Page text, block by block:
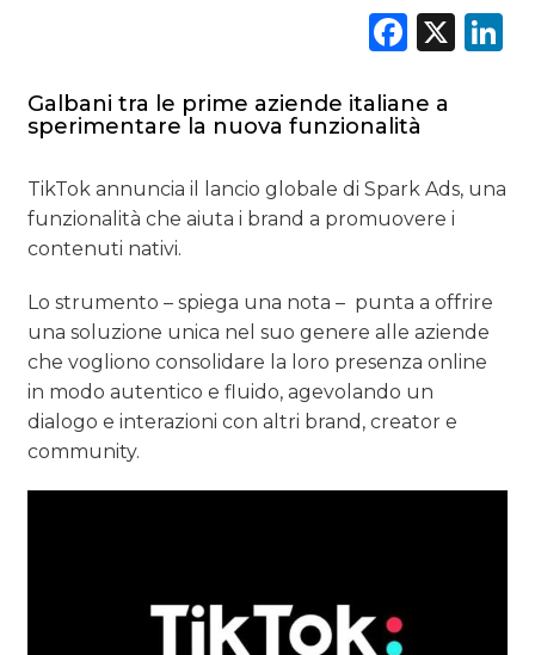
X
Galbani tra le prime aziende italiane a
sperimentare la nuova funzionalità
TikTok annuncia il lancio globale di Spark Ads, una
funzionalità che aiuta i brand a promuovere i
contenuti nativi.
Lo strumento – spiega una nota – punta a offrire
una soluzione unica nel suo genere alle aziende
che vogliono consolidare la loro presenza online
in modo autentico e fluido, agevolando un
dialogo e interazioni con altri brand, creator e
community.